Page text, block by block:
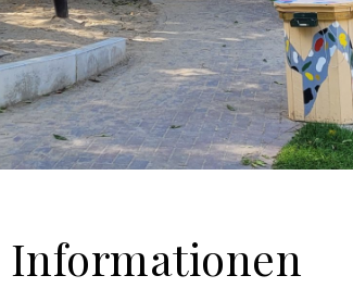
Informationen